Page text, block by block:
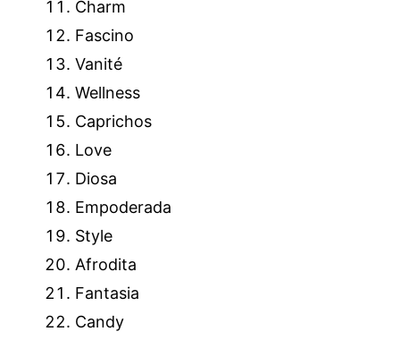
Charm
Fascino
Vanité
Wellness
Caprichos
Love
Diosa
Empoderada
Style
Afrodita
Fantasia
Candy